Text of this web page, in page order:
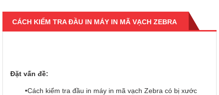
CÁCH KIỂM TRA ĐẦU IN MÁY IN MÃ VẠCH ZEBRA
Đặt vấn đề:
•Cách kiểm tra đầu in máy in mã vạch Zebra có bị xước